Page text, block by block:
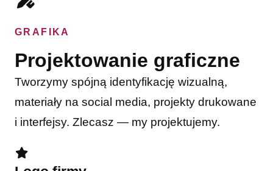
GRAFIKA
Projektowanie graficzne
Tworzymy spójną identyfikację wizualną,
materiały na social media, projekty drukowane
i interfejsy. Zlecasz — my projektujemy.